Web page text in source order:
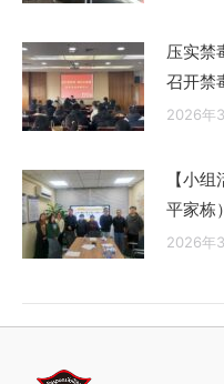
压实禁
召开禁
2026年
【小
平家栋）
2026年